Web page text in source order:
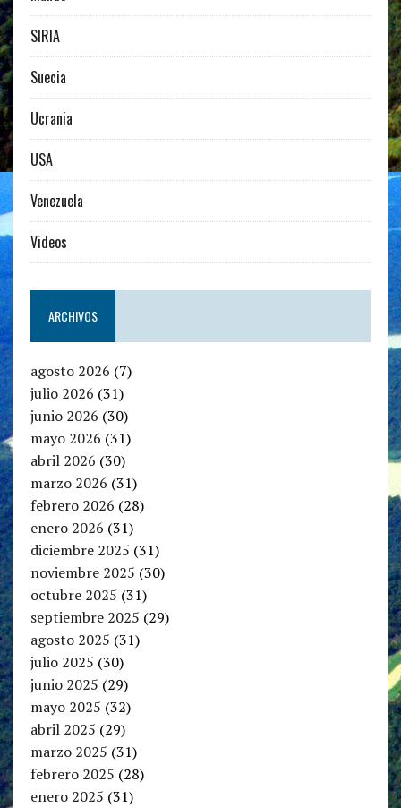
SIRIA
Suecia
Ucrania
USA
Venezuela
Videos
ARCHIVOS
agosto 2026 (7)
julio 2026 (31)
junio 2026 (30)
mayo 2026 (31)
abril 2026 (30)
marzo 2026 (31)
febrero 2026 (28)
enero 2026 (31)
diciembre 2025 (31)
noviembre 2025 (30)
octubre 2025 (31)
septiembre 2025 (29)
agosto 2025 (31)
julio 2025 (30)
junio 2025 (29)
mayo 2025 (32)
abril 2025 (29)
marzo 2025 (31)
febrero 2025 (28)
enero 2025 (31)